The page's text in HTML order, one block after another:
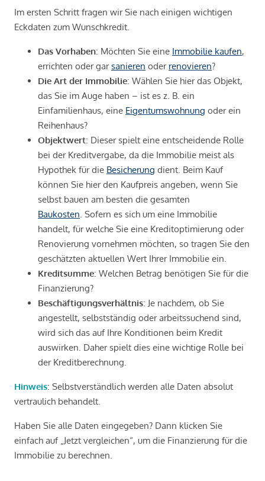
Im ersten Schritt fragen wir Sie nach einigen wichtigen
Eckdaten zum Wunschkredit.
Das Vorhaben: Möchten Sie eine Immobilie kaufen,
errichten oder garsanieren oder renovieren?
Die Art der Immobilie: Wählen Sie hier das Objekt,
das Sie im Auge haben – ist es z. B. ein
Einfamilienhaus, eine Eigentumswohnung oder ein
Reihenhaus?
Objektwert: Dieser spielt eine entscheidende Rolle
bei der Kreditvergabe, da die Immobilie meist als
Hypothek für die Besicherung dient. Beim Kauf
können Sie hier den Kaufpreis angeben, wenn Sie
selbst bauen am besten die gesamten
Baukosten . Sofern es sich um eine Immobilie
handelt, für welche Sie eine Kreditoptimierung oder
Renovierung vornehmen möchten, so tragen Sie den
geschätzten aktuellen Wert Ihrer Immobilie ein.
Kreditsumme: Welchen Betrag benötigen Sie für die
Finanzierung?
Beschäftigungsverhältnis: Je nachdem, ob Sie
angestellt, selbstständig oder arbeitssuchend sind,
wird sich das auf Ihre Konditionen beim Kredit
auswirken. Daher spielt dies eine wichtige Rolle bei
der Kreditberechnung.
Hinweis: Selbstverständlich werden alle Daten absolut
vertraulich behandelt.
Haben Sie alle Daten eingegeben? Dann klicken Sie
einfach auf „Jetzt vergleichen“, um die Finanzierung für die
Immobilie zu berechnen.